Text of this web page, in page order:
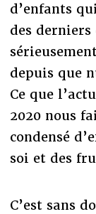
d’enfants
des
depuis que
Ce que
2020 nous
condensé
soi et des
C’est sans